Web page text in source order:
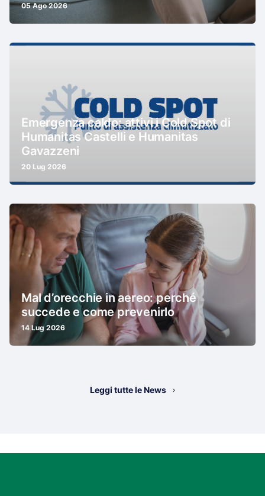
05 Ago 2026
Emergenza caldo: attivi i Cold Spot di
Humanitas Castelli e Humanitas
Gavazzeni
20 Lug 2026
Mal d’orecchie in aereo: perché
succede e come prevenirlo
14 Lug 2026
Leggi tutte le News